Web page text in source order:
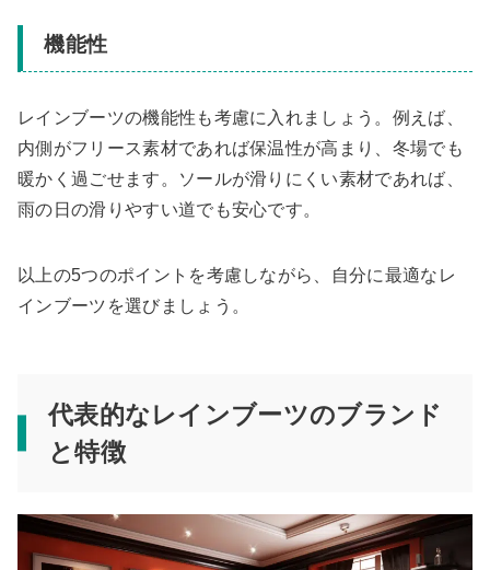
機能性
レインブーツの機能性も考慮に入れましょう。例えば、
内側がフリース素材であれば保温性が高まり、冬場でも
暖かく過ごせます。ソールが滑りにくい素材であれば、
雨の日の滑りやすい道でも安心です。
以上の5つのポイントを考慮しながら、自分に最適なレ
インブーツを選びましょう。
代表的なレインブーツのブランド
と特徴